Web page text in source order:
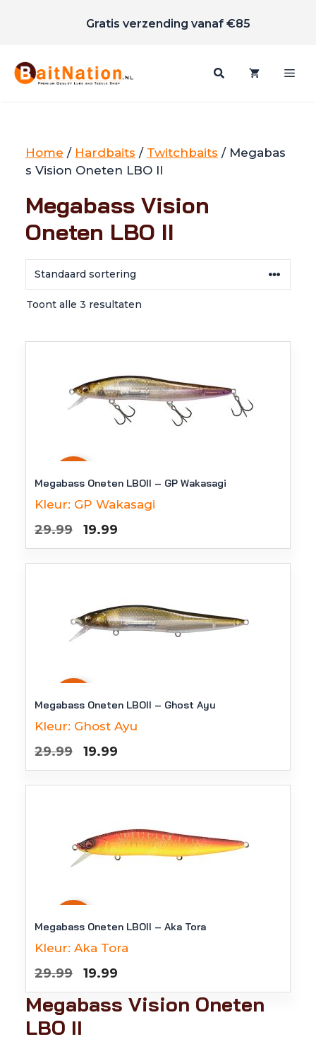
inhoud
Gratis verzending vanaf €85
Home / Hardbaits / Twitchbaits / Megabas
s Vision Oneten LBO II
Megabass Vision
Oneten LBO II
Toont alle 3 resultaten
-
Megabass Oneten LBOII – GP Wakasagi
Kleur: GP Wakasagi
29.99
Oorspronkelijke
prijs
was:
19.99
prijs
is:
-
Megabass Oneten LBOII – Ghost Ayu
Kleur: Ghost Ayu
29.99
Oorspronkelijke
prijs
was:
19.99
prijs
is:
-
Megabass Oneten LBOII – Aka Tora
Kleur: Aka Tora
29.99
Oorspronkelijke
prijs
was:
19.99
prijs
is:
Megabass Vision Oneten
LBO II